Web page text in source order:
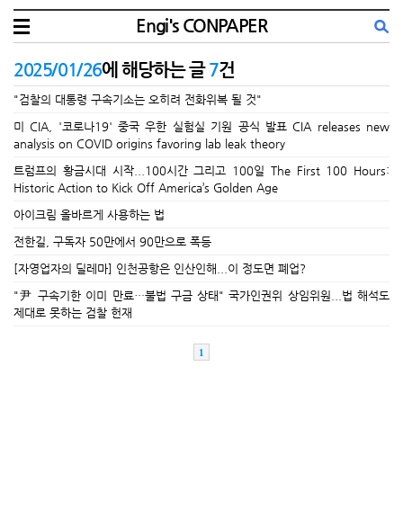
Engi's CONPAPER
2025/01/26에 해당하는 글7건
"검찰의 대통령 구속기소는 오히려 전화위복 될 것"
미 CIA, '코로나19' 중국 우한 실험실 기원 공식 발표 CIA releases new
analysis on COVID origins favoring lab leak theory
트럼프의 황금시대 시작...100시간 그리고 100일 The First 100 Hours:
Historic Action to Kick Off America’s Golden Age
아이크림 올바르게 사용하는 법
전한길, 구독자 50만에서 90만으로 폭등
[자영업자의 딜레마] 인천공항은 인산인해...이 정도면 폐업?
"尹 구속기한 이미 만료…불법 구금 상태" 국가인권위 상임위원...법 해석도
제대로 못하는 검찰 헌재
1